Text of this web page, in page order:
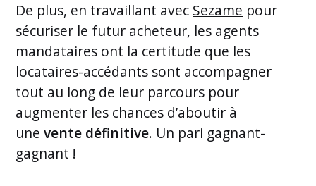
De plus, en travaillant avec Sezame pour
sécuriser le futur acheteur, les agents
mandataires ont la certitude que les
locataires-accédants sont accompagner
tout au long de leur parcours pour
augmenter les chances d’aboutir à
unevente définitive. Un pari gagnant-
gagnant !